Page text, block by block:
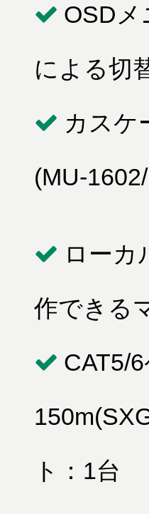
OSD
による切
カスケ
(MU-
ローカ
作できる
CAT5/
ト：1台